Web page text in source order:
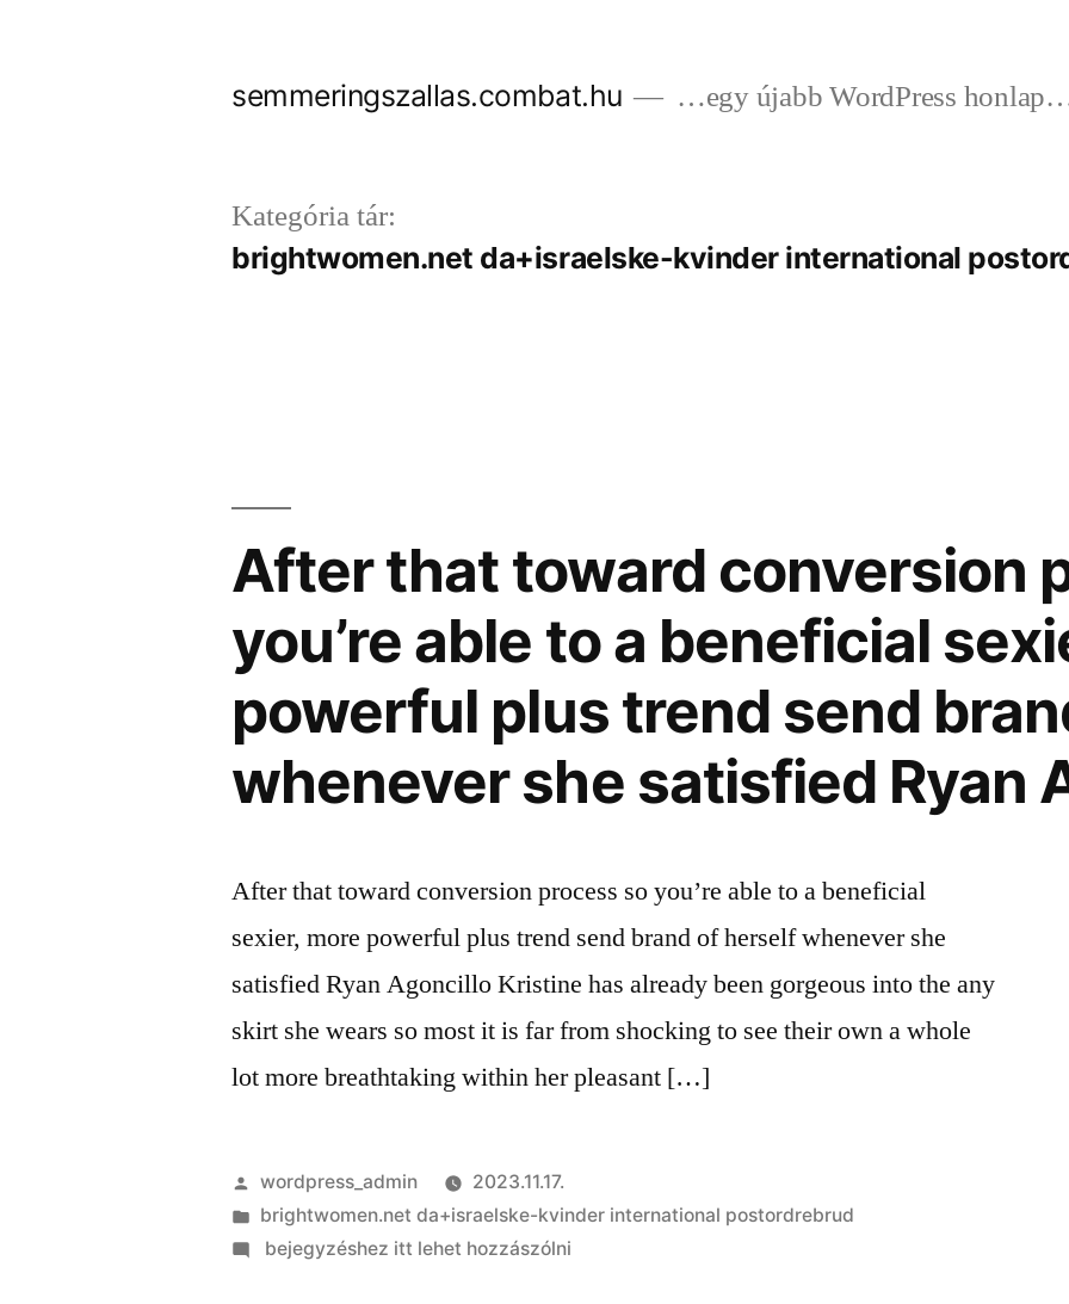
semmeringszallas.combat.hu …egy újabb WordPress
Kategória tár:
brightwomen.net da+israelske-kvinder international
After that toward conversion
you’re able to a beneficial
powerful plus trend send
whenever she satisfied Ryan
After that toward conversion process so you’re able to a beneficial
sexier, more powerful plus trend send brand of herself whenever she
satisfied Ryan Agoncillo Kristine has already been gorgeous into the any
skirt she wears so most it is far from shocking to see their own a whole
lot more breathtaking within her pleasant […]
Szerző:
wordpress_admin
2023.11.17.
Kategória:
brightwomen.net da+israelske-kvinder international postordrebrud
on
bejegyzéshez itt lehet hozzászólni